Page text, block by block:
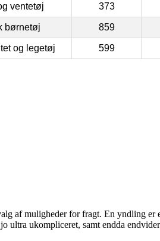
ventetøj 373
børnetøj 859
og legetøj 599
af muligheder for fragt. En yndling er
ultra ukompliceret, samt endda